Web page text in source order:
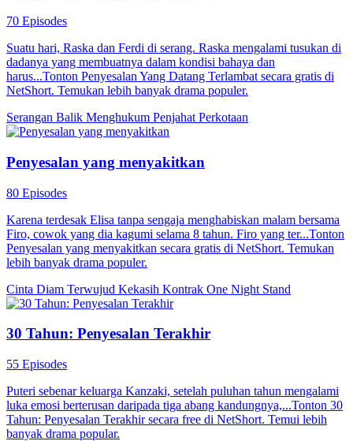
70 Episodes
Suatu hari, Raska dan Ferdi di serang. Raska mengalami tusukan di
dadanya yang membuatnya dalam kondisi bahaya dan
harus...Tonton Penyesalan Yang Datang Terlambat secara gratis di
NetShort. Temukan lebih banyak drama populer.
Serangan Balik Menghukum Penjahat Perkotaan
Penyesalan yang menyakitkan
80 Episodes
Karena terdesak Elisa tanpa sengaja menghabiskan malam bersama
Firo, cowok yang dia kagumi selama 8 tahun. Firo yang ter...Tonton
Penyesalan yang menyakitkan secara gratis di NetShort. Temukan
lebih banyak drama populer.
Cinta Diam Terwujud Kekasih Kontrak One Night Stand
30 Tahun: Penyesalan Terakhir
55 Episodes
​​Puteri sebenar keluarga Kanzaki, setelah puluhan tahun mengalami
luka emosi berterusan daripada tiga abang kandungnya,...Tonton 30
Tahun: Penyesalan Terakhir secara free di NetShort. Temui lebih
banyak drama popular.